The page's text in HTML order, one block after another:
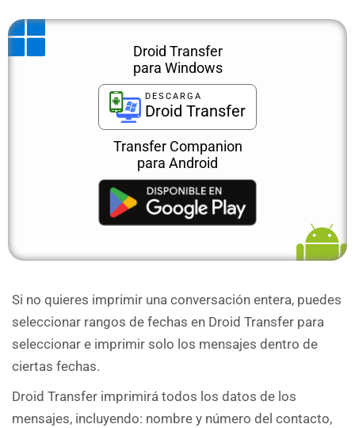
Droid Transfer
para Windows
DESCARGA
Droid Transfer
Transfer Companion
para Android
Si no quieres imprimir una conversación entera, puedes
seleccionar rangos de fechas en Droid Transfer para
seleccionar e imprimir solo los mensajes dentro de
ciertas fechas.
Droid Transfer imprimirá todos los datos de los
mensajes, incluyendo: nombre y número del contacto,